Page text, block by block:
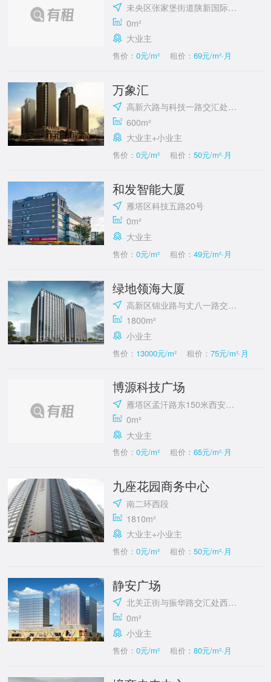
未央区张家堡街道陕新国际中心
0m²
大业主
售价：0元/m² 租价： 69元/m²·月
万象汇
高新六路与科技一路交汇处东南角
600m²
大业主+小业主
售价：0元/m² 租价： 50元/m²·月
和发智能大厦
雁塔区科技五路20号
0m²
大业主
售价：0元/m² 租价： 49元/m²·月
绿地领海大厦
高新区锦业路与丈八一路交汇处
1800m²
小业主
售价： 13000元/m² 租价： 75元/m²·月
博源科技广场
雁塔区孟汗路东150米西安交通大学国家大学科技园(雁翔路)附近
0m²
大业主
售价：0元/m² 租价： 65元/m²·月
九座花园商务中心
南二环西段
1810m²
大业主+小业主
售价：0元/m² 租价： 50元/m²·月
静安广场
北关正街与振华路交汇处西北角
0m²
小业主
售价：0元/m² 租价： 80元/m²·月